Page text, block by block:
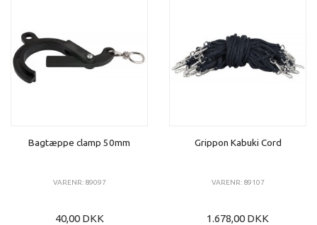
Bagtæppe clamp 50mm
VARENR: 89097
40,00 DKK
Grippon Kabuki Cord
VARENR: 89107
1.678,00 DKK